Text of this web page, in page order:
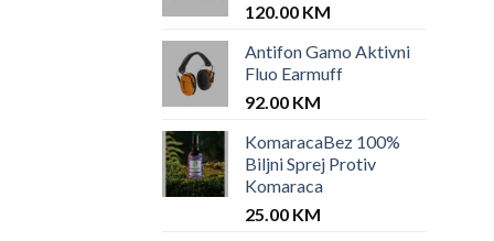
120.00 KM
Antifon Gamo Aktivni
Fluo Earmuff
92.00 KM
KomaracaBez 100%
Biljni Sprej Protiv
Komaraca
25.00 KM